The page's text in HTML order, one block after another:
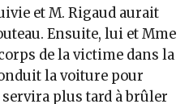
et M. Rigaud aurait
Ensuite, lui et Mme
de la victime dans la
la voiture pour
servira plus tard à brûler